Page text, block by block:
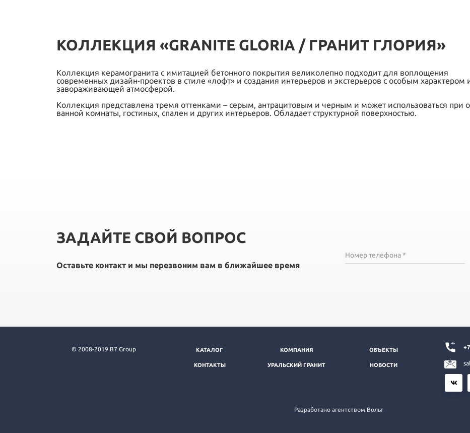
КОЛЛЕКЦИЯ «GRANITE GLORIA / ГРАНИТ ГЛОРИЯ»
Коллекция керамогранита с имитацией бетонного покрытия великолепно подходит для воплощения
современных дизайн-проектов в стиле «лофт» и создания интерьеров и экстерьеров с особым характером
завораживающей атмосферой.
Коллекция представлена тремя оттенками – серым, антрацитовым и черным и может использоваться при
ванной комнаты, гостиных, спален и других интерьеров. Обладает структурной поверхностью.
ЗАДАЙТЕ СВОЙ ВОПРОС
Оставьте контакт и мы перезвоним вам в ближайшее время
Номер телефона *
© 2008-2019 B7 Group КАТАЛОГ КОМПАНИЯ ОБЪЕКТЫ
КОНТАКТЫ УРАЛЬСКИЙ ГРАНИТ НОВОСТИ
Разработано агентством Вольт